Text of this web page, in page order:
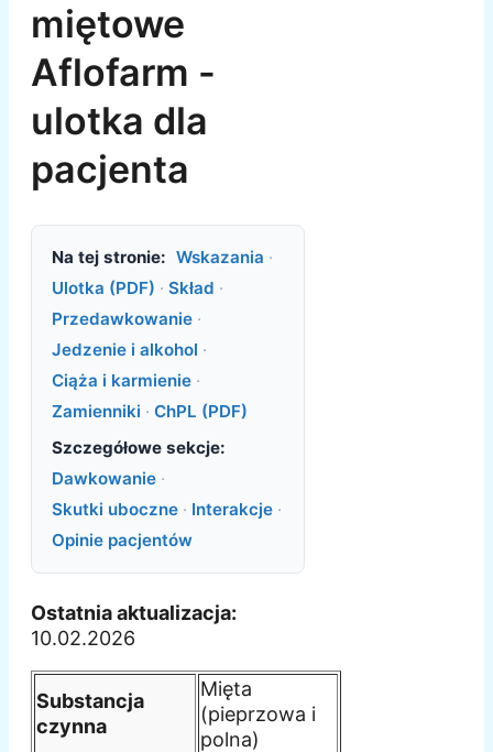
miętowe
Aflofarm -
ulotka dla
pacjenta
Na tej stronie: Wskazania ·
Ulotka (PDF) · Skład ·
Przedawkowanie ·
Jedzenie i alkohol ·
Ciąża i karmienie ·
Zamienniki · ChPL (PDF)
Szczegółowe sekcje:
Dawkowanie ·
Skutki uboczne · Interakcje ·
Opinie pacjentów
Ostatnia aktualizacja:
10.02.2026
Substancja
czynna
Mięta
(pieprzowa i
polna)